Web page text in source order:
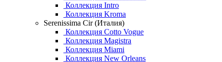
Коллекция Intro
Коллекция Kroma
Serenissima Cir (Италия)
Коллекция Cotto Vogue
Коллекция Magistra
Коллекция Miami
Коллекция New Orleans